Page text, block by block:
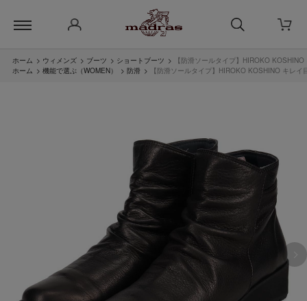
ホーム > ウィメンズ > ブーツ > ショートブーツ >
【防滑ソールタイプ】HIROKO
ホーム > 機能で選ぶ（WOMEN） > 防滑 > 【防滑ソールタイプ】HIROKO KOSHINO キレ